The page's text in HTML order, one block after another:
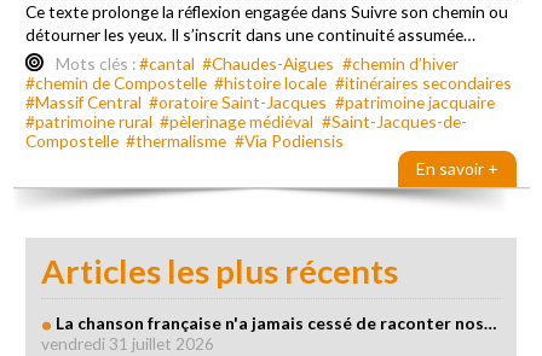
Ce texte prolonge la réflexion engagée dans Suivre son chemin ou
détourner les yeux. Il s’inscrit dans une continuité assumée…
Mots clés :#cantal #Chaudes-Aigues #chemin d’hiver
#chemin de Compostelle #histoire locale #itinéraires secondaires
#Massif Central #oratoire Saint-Jacques #patrimoine jacquaire
#patrimoine rural #pèlerinage médiéval #Saint-Jacques-de-
Compostelle #thermalisme #Via Podiensis
En savoir +
Articles les plus récents
La chanson française n'a jamais cessé de raconter nos…
vendredi 31 juillet 2026